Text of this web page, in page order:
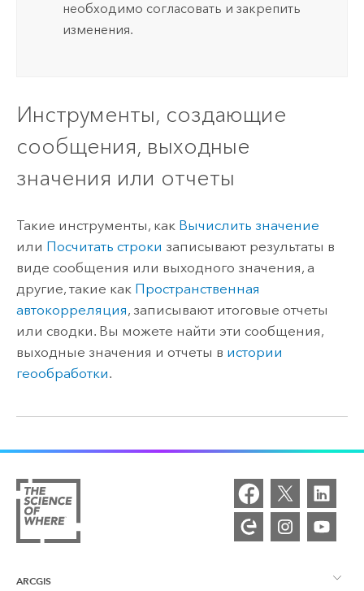
необходимо согласовать и закрепить
изменения.
Инструменты, создающие
сообщения, выходные
значения или отчеты
Такие инструменты, как Вычислить значение
или Посчитать строки записывают результаты в
виде сообщения или выходного значения, а
другие, такие как Пространственная
автокорреляция, записывают итоговые отчеты
или сводки. Вы можете найти эти сообщения,
выходные значения и отчеты в истории
геообработки.
ARCGIS